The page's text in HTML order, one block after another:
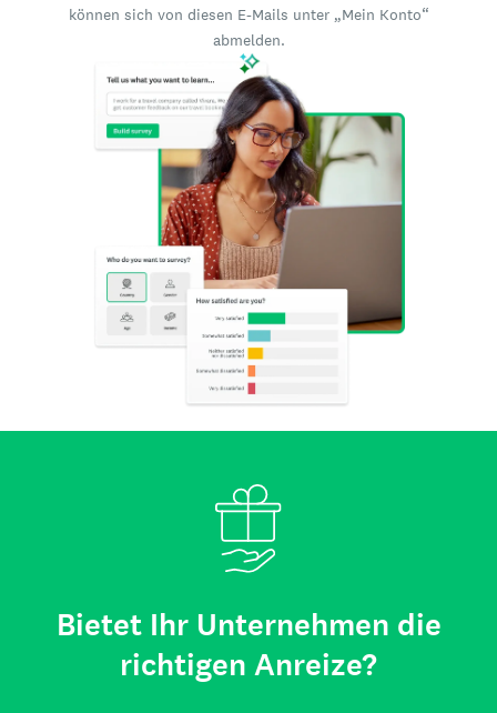
können sich von diesen E-Mails unter „Mein Konto“
abmelden.
Bietet Ihr Unternehmen die
richtigen Anreize?